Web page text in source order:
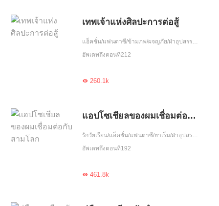
เทพเจ้าแห่งศิลปะการต่อสู้
แอ็คชั่น/แฟนตาซี/ข้ามภพ/ผจญภัย/ฝ่าอุปสรรค/พลังวิเศษ/เกิดใหม่
อัพเดทถึงตอนที่212
260.1k
แอปโซเชียลของผมเชื่อมต่อกับสามโลก
รักวัยเรียน/แอ็คชั่น/แฟนตาซี/ฮาเร็ม/ฝ่าอุปสรรค/อัพเกรด/พลังวิเศษ/ฮีโร่มาช่วย
อัพเดทถึงตอนที่192
461.8k